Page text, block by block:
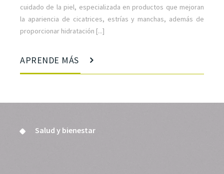
cuidado de la piel, especializada en productos que mejoran
la apariencia de cicatrices, estrías y manchas, además de
proporcionar hidratación [...]
APRENDE MÁS
Salud y bienestar